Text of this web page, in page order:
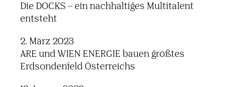
Die DOCKS – ein nachhaltiges Multitalent
entsteht
2. März 2023
ARE und WIEN ENERGIE bauen größtes
Erdsondenfeld Österreichs